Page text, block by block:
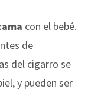
con el bebé.
de
del cigarro se
y pueden ser